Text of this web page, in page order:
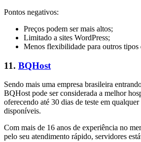
Pontos negativos:
Preços podem ser mais altos;
Limitado a sites WordPress;
Menos flexibilidade para outros tipos
11. BQHost
Sendo mais uma empresa brasileira
BQHost pode ser considerada a melhor
oferecendo até 30 dias de teste em
disponíveis.
Com mais de 16 anos de experiência no
pelo seu atendimento rápido, servidores